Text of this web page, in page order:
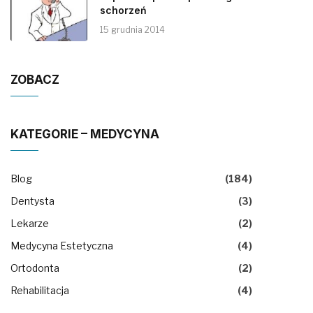
schorzeń
15 grudnia 2014
ZOBACZ
KATEGORIE – MEDYCYNA
Blog
(184)
Dentysta
(3)
Lekarze
(2)
Medycyna Estetyczna
(4)
Ortodonta
(2)
Rehabilitacja
(4)